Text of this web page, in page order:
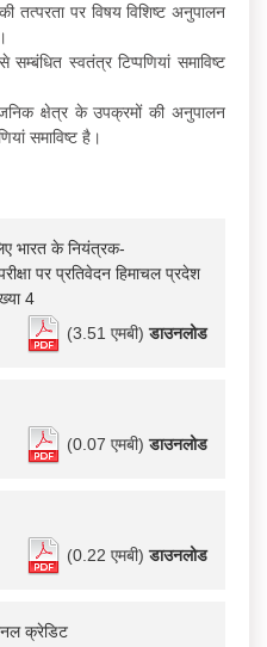
तत्परता पर विषय विशिष्ट अनुपालन
स्वतंत्र टिप्पणियां समाविष्ट
क्षेत्र के उपक्रमों की अनुपालन
समाविष्ट है।
भारत के नियंत्रक-
पर प्रतिवेदन हिमाचल प्रदेश
4
(3.51 एमबी)डाउनलोड
(0.07 एमबी)डाउनलोड
(0.22 एमबी)डाउनलोड
क्रेडिट